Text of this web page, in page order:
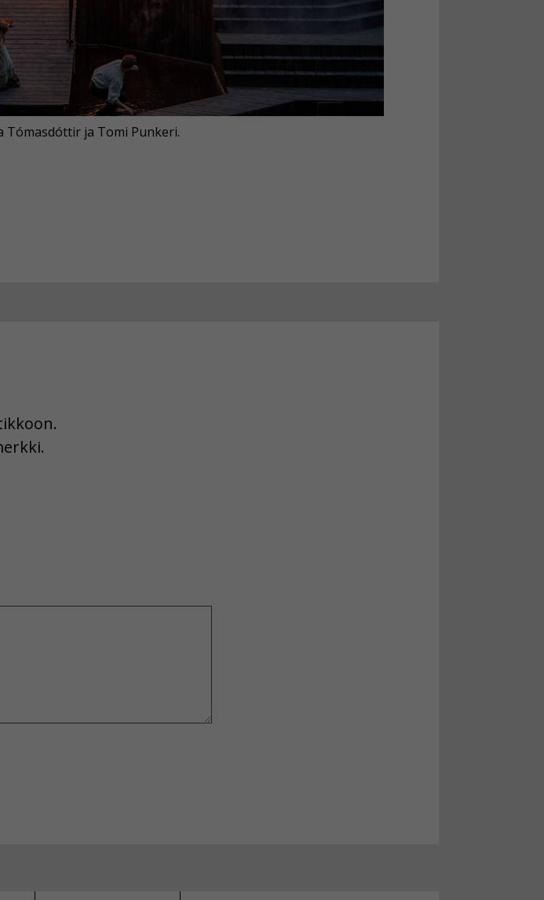
Tómasdóttir ja Tomi Punkeri.